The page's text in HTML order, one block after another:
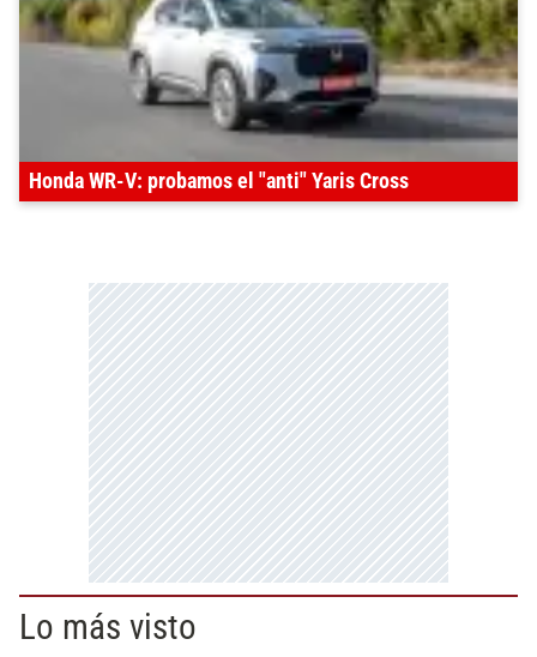
Honda WR-V: probamos el "anti" Yaris Cross
Lo más visto